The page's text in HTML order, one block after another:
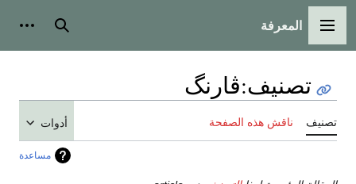
القائمة الرئيسية
المعرفة بحث
تصنيف:ڤارنگ
تصنيف ناقش هذه الصفحة أدوات
مساعدة